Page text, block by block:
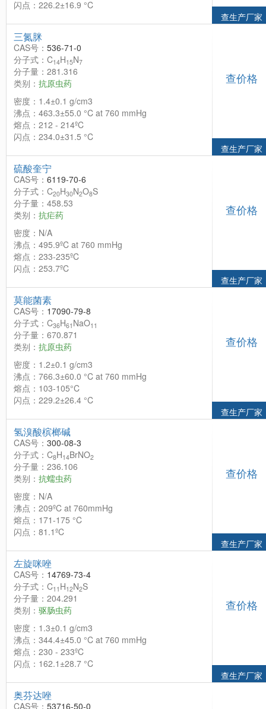
闪点：226.2±16.9 °C
查生产厂家
三氮脒
CAS号： 536-71-0
分子式：C14H15N7
分子量：281.316
类别： 抗原虫药
密度：1.4±0.1 g/cm3
沸点：463.3±55.0 °C at 760 mmHg
熔点：212 - 214ºC
闪点：234.0±31.5 °C
查价格
查生产厂家
硫酸奎宁
CAS号： 6119-70-6
分子式：C20H30N2O8S
分子量：458.53
类别： 抗疟药
密度：N/A
沸点：495.9ºC at 760 mmHg
熔点：233-235ºC
闪点：253.7ºC
查价格
查生产厂家
莫能菌素
CAS号： 17090-79-8
分子式：C36H61 NaO11
分子量：670.871
类别： 抗原虫药
密度：1.2±0.1 g/cm3
沸点：766.3±60.0 °C at 760 mmHg
熔点：103-105°C
闪点：229.2±26.4 °C
查价格
查生产厂家
氢溴酸槟榔碱
CAS号： 300-08-3
分子式：C8H14BrNO2
分子量：236.106
类别： 抗蠕虫药
密度：N/A
沸点：209ºC at 760mmHg
熔点：171-175 °C
闪点：81.1ºC
查价格
查生产厂家
左旋咪唑
CAS号： 14769-73-4
分子式：C11 H12N2S
分子量：204.291
类别： 驱肠虫药
密度：1.3±0.1 g/cm3
沸点：344.4±45.0 °C at 760 mmHg
熔点：230 - 233ºC
闪点：162.1±28.7 °C
查价格
查生产厂家
奥芬达唑
CAS号： 53716-50-0